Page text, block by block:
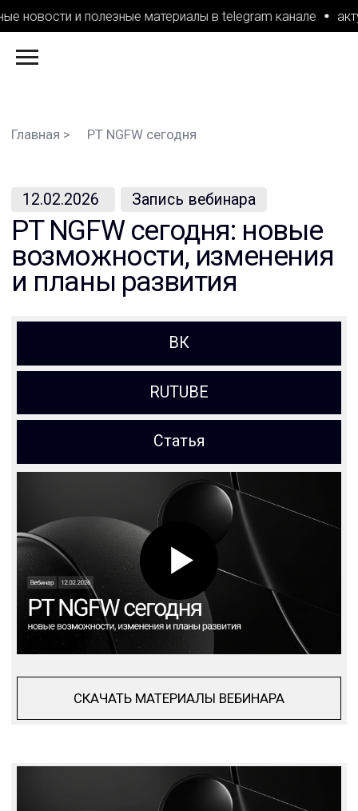
новости и полезные материалы в telegram канале
Запись вебинара
и планы развития
12.02.2026
RUTUBE
СКАЧАТЬ МАТЕРИАЛЫ ВЕБИНАРА